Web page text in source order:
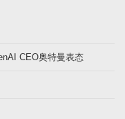
CEO奥特曼表态